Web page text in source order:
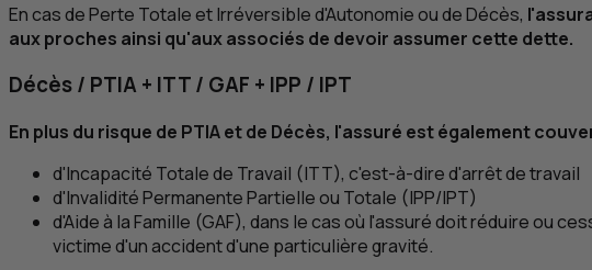
En cas de Perte Totale et Irréversible d'Autonomie ou de Décès,
aux proches ainsi qu'aux associés de devoir assumer cette dette.
Décès / PTIA + ITT/ GAF + IPP / IPT
En plus du risque de PTIAet de Décès, l'assuré est également
d'Incapacité Totale de Travail (ITT), c'est-à-dire d'arrêt de travail
d'Invalidité Permanente Partielle ou Totale (IPP/IPT)
d'Aide à la Famille (GAF), dans le cas où l'assuré doit réduire ou
victime d'un accident d'une particulière gravité.